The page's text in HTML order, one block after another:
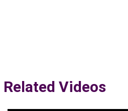
Related Videos